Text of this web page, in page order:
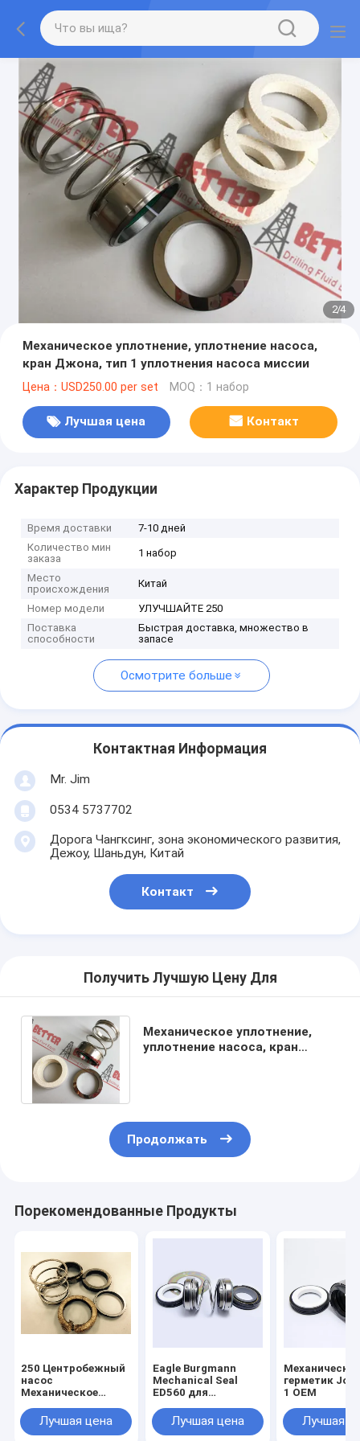
2/4
Механическое уплотнение, уплотнение насоса,
кран Джона, тип 1 уплотнения насоса миссии
Цена：USD250.00 per set MOQ：1 набор
Лучшая цена Контакт
Характер Продукции
Время доставки
7-10 дней
Количество мин
заказа
1 набор
Место
происхождения
Китай
Номер модели
УЛУЧШАЙТЕ 250
Поставка
способности
Быстрая доставка, множество в
запасе
Осмотрите больше
Контактная Информация
Mr. Jim
0534 5737702
Дорога Чангксинг, зона экономического развития,
Дежоу, Шаньдун, Китай
Контакт
Получить Лучшую Цену Для
Механическое уплотнение,
уплотнение насоса, кран
Продолжать
Порекомендованные Продукты
250 Центробежный
насос
Механическое
Вольфрамовые
карбидные
Лучшая цена
Eagle Burgmann
Mechanical Seal
ED560 для
центробежных
насосов
Лучшая цена
герметик
1 OEM
Лучшая